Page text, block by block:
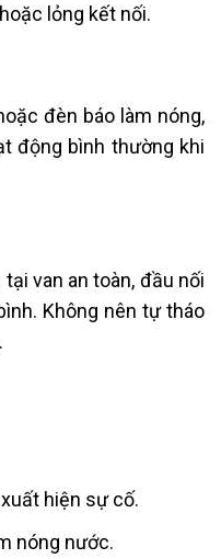
lỏng kết nối.
đèn báo làm nóng,
động bình thường khi
van an toàn, đầu nối
Không nên tự tháo
hiện sự cố.
nóng nước.